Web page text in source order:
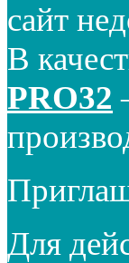
сайт
В
PRO32
Для